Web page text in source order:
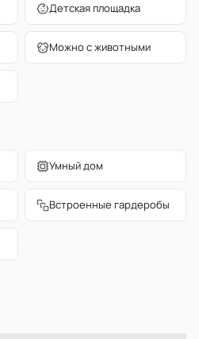
Детская площадка
Можно с животными
Умный дом
Встроенные гардеробы